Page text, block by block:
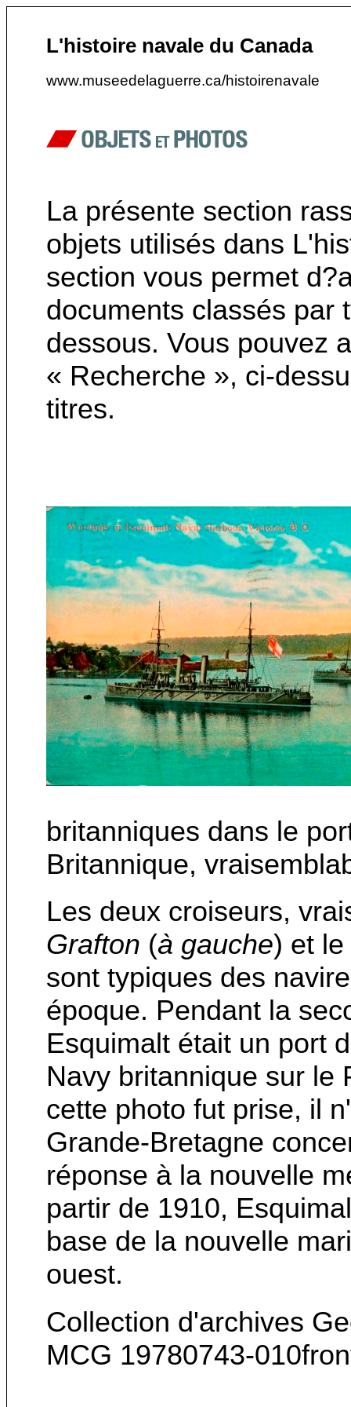
L'histoire navale du Canada
www.museedelaguerre.ca/histoirenavale
La présente section
objets utilisés dans
section vous permet
documents classés par
dessous. Vous pouvez
« Recherche », ci-
titres.
britanniques dans le
Britannique,
Les deux croiseurs,
Grafton (à gauche) et
sont typiques des
époque. Pendant la
Esquimalt était un port
Navy britannique sur le
cette photo fut prise, il
Grande-Bretagne
réponse à la nouvelle
partir de 1910,
base de la nouvelle
ouest.
Collection d'archives
MCG 19780743-